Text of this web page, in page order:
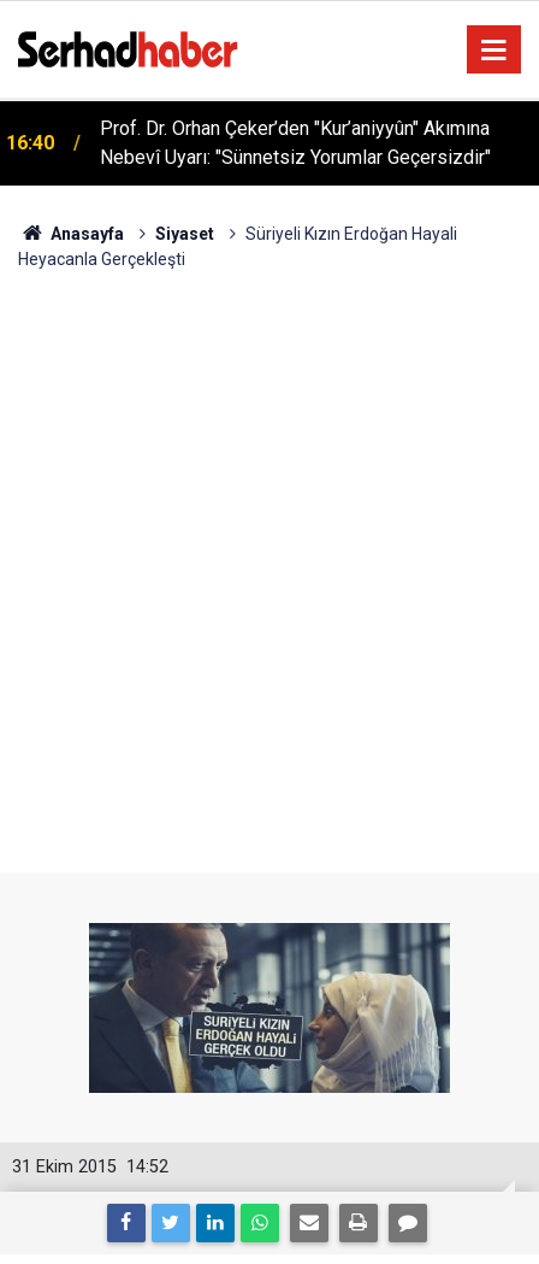
16:40
Prof. Dr. Orhan Çeker’den "Kur’aniyyûn" Akımına
Nebevî Uyarı: "Sünnetsiz Yorumlar Geçersizdir"
Anasayfa Siyaset
Süriyeli Kızın Erdoğan Hayali
Heyacanla Gerçekleşti
14:52
31 Ekim 2015